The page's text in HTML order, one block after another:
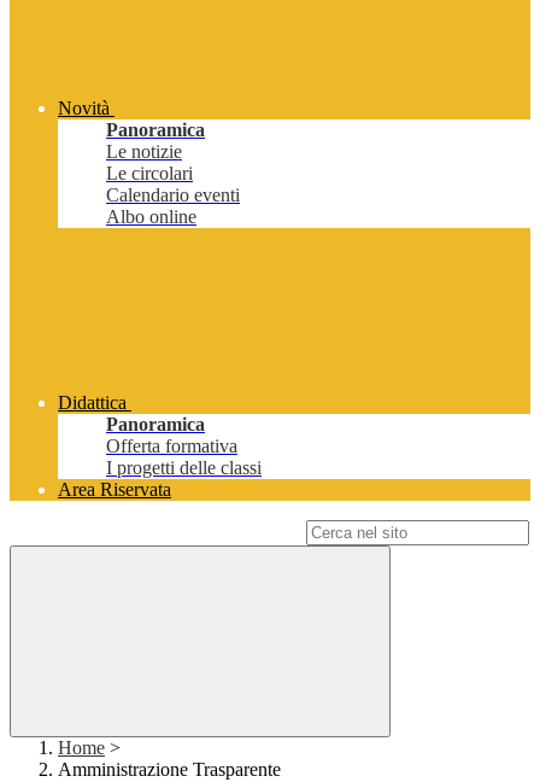
Novità
Panoramica
Le notizie
Le circolari
Calendario eventi
Albo online
Didattica
Panoramica
Offerta formativa
I progetti delle classi
Area Riservata
Home >
Amministrazione Trasparente